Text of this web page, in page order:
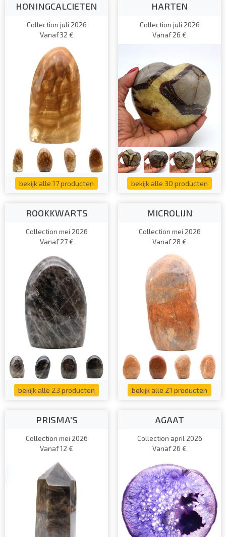
HONINGCALCIETEN
Collection juli 2026
Vanaf 32 €
bekijk alle 17 producten
HARTEN
Collection juli 2026
Vanaf 26 €
bekijk alle 30 producten
ROOKKWARTS
Collection mei 2026
Vanaf 27 €
bekijk alle 23 producten
MICROLIJN
Collection mei 2026
Vanaf 28 €
bekijk alle 21 producten
PRISMA'S
Collection mei 2026
Vanaf 12 €
AGAAT
Collection april 2026
Vanaf 26 €